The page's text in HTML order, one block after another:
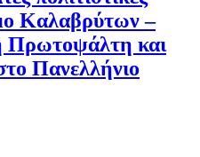
Καλαβρύτων –
Πρωτοψάλτη και
Πανελλήνιο